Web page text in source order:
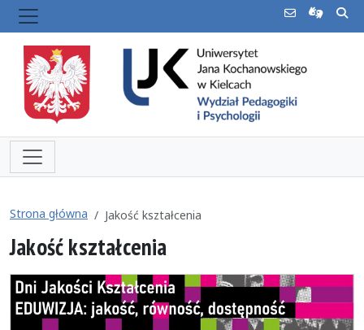
Strona główna Jakość kształcenia
Jakość kształcenia